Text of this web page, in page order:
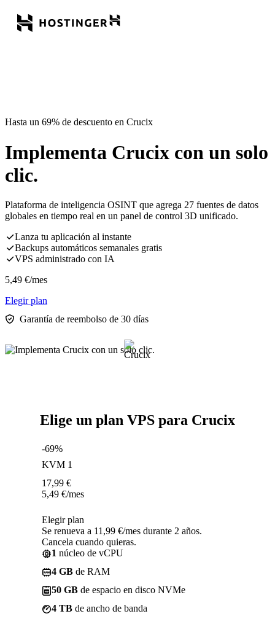
Hasta un 69% de descuento en Crucix
Implementa Crucix con un solo
clic.
Plataforma de inteligencia OSINT que agrega 27 fuentes de datos
globales en tiempo real en un panel de control 3D unificado.
Lanza tu aplicación al instante
Backups automáticos semanales gratis
VPS administrado con IA
5,49 €/mes
Elegir plan
Garantía de reembolso de 30 días
Elige un plan VPS para Crucix
-69%
KVM 1
17,99 €
5,49 €/mes
Elegir plan
Se renueva a 11,99 €/mes durante 2 años.
Cancela cuando quieras.
1 núcleo de vCPU
4 GB de RAM
50 GB de espacio en disco NVMe
4 TB de ancho de banda